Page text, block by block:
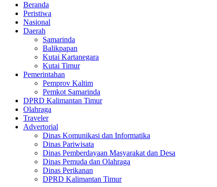
Beranda
Peristiwa
Nasional
Daerah
Samarinda
Balikpapan
Kutai Kartanegara
Kutai Timur
Pemerintahan
Pemprov Kaltim
Pemkot Samarinda
DPRD Kalimantan Timur
Olahraga
Traveler
Advertorial
Dinas Komunikasi dan Informatika
Dinas Pariwisata
Dinas Pemberdayaan Masyarakat dan Desa
Dinas Pemuda dan Olahraga
Dinas Perikanan
DPRD Kalimantan Timur